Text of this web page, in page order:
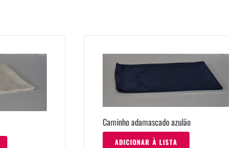
Caminho adamascado azulão
ADICIONAR À LISTA